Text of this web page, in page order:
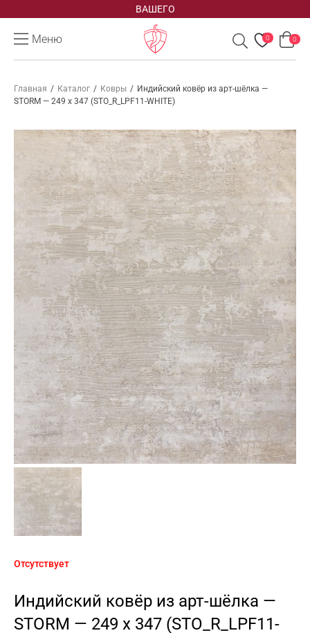
ВАШЕГО
Меню 0 0
Главная / Каталог / Ковры / Индийский ковёр из арт-шёлка —
STORM — 249 x 347 (STO_R_LPF11-WHITE)
Отсутствует
Индийский ковёр из арт-шёлка —
STORM — 249 x 347 (STO_R_LPF11-